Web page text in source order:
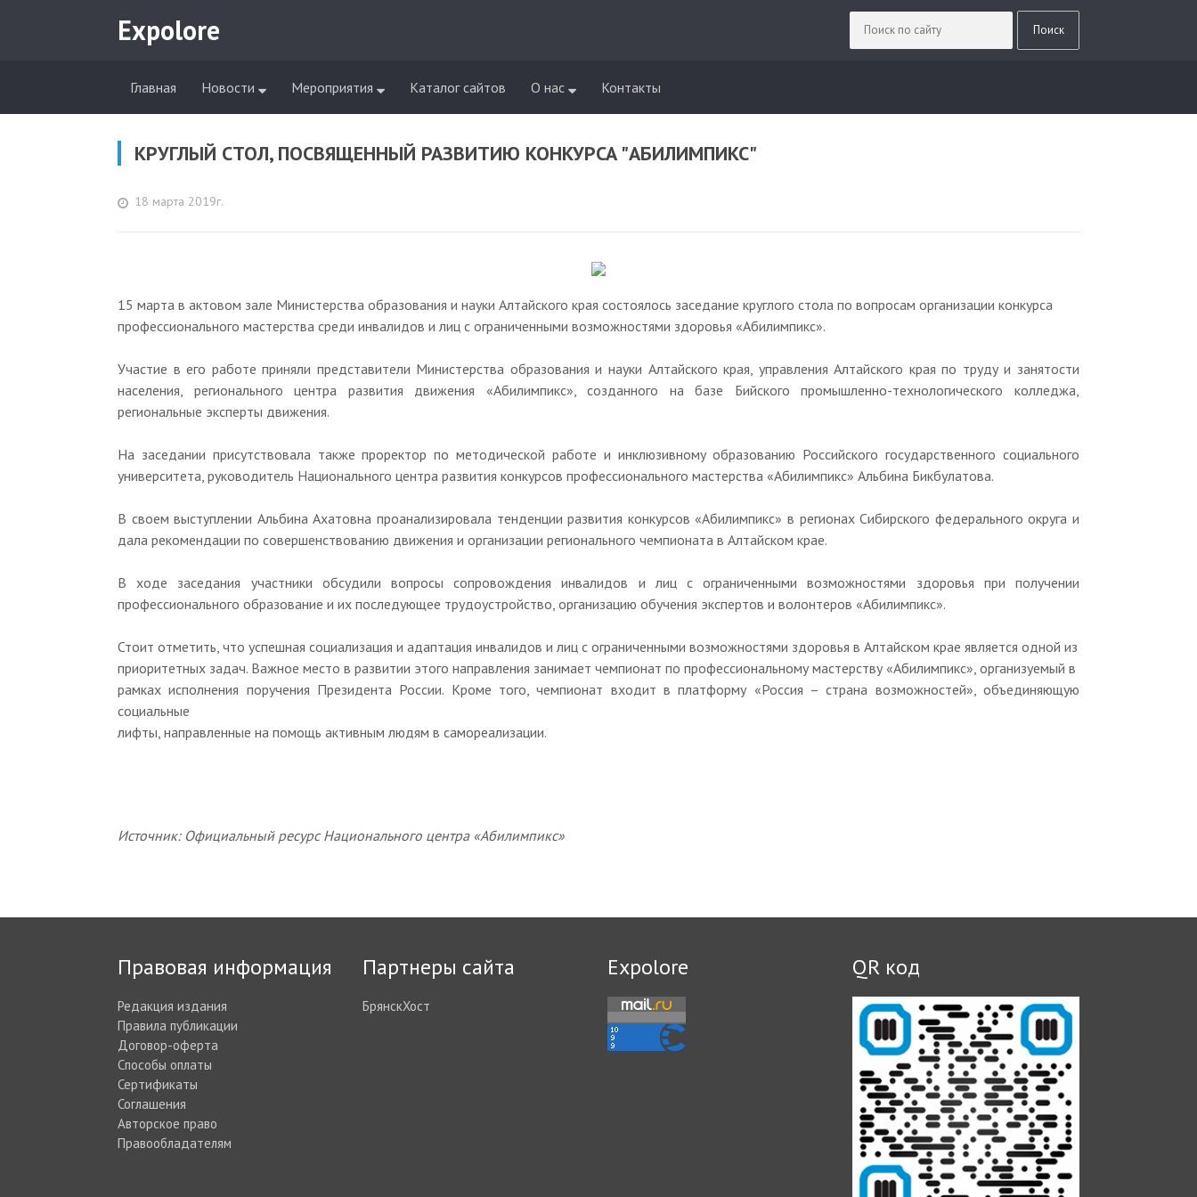
Expolore
Главная Новости Мероприятия Каталог сайтов О нас Контакты
КРУГЛЫЙ СТОЛ, ПОСВЯЩЕННЫЙ РАЗВИТИЮ КОНКУРСА "АБИЛИМПИКС"
18 марта 2019г.
15 марта в актовом зале Министерства образования и науки Алтайского края состоялось заседание круглого стола по вопросам организации конкурса
профессионального мастерства среди инвалидов и лиц с ограниченными возможностями здоровья «Абилимпикс».
Участие в его работе приняли представители Министерства образования и науки Алтайского края, управления Алтайского края по труду и занятости
населения, регионального центра развития движения «Абилимпикс», созданного на базе Бийского промышленно-технологического колледжа,
региональные эксперты движения.
На заседании присутствовала также проректор по методической работе и инклюзивному образованию Российского государственного социального
университета, руководитель Национального центра развития конкурсов профессионального мастерства «Абилимпикс» Альбина Бикбулатова.
В своем выступлении Альбина Ахатовна проанализировала тенденции развития конкурсов «Абилимпикс» в регионах Сибирского федерального округа и
дала рекомендации по совершенствованию движения и организации регионального чемпионата в Алтайском крае.
В ходе заседания участники обсудили вопросы сопровождения инвалидов и лиц с ограниченными возможностями здоровья при получении
профессионального образование и их последующее трудоустройство, организацию обучения экспертов и волонтеров «Абилимпикс».
Стоит отметить, что успешная социализация и адаптация инвалидов и лиц с ограниченными возможностями здоровья в Алтайском крае является одной из
приоритетных задач. Важное место в развитии этого направления занимает чемпионат по профессиональному мастерству «Абилимпикс», организуемый в
рамках исполнения поручения Президента России. Кроме того, чемпионат входит в платформу «Россия – страна возможностей», объединяющую
социальные
лифты, направленные на помощь активным людям в самореализации.
Источник: Официальный ресурс Национального центра «Абилимпикс»
Правовая информация
Редакция издания
Правила публикации
Договор-оферта
Способы оплаты
Сертификаты
Соглашения
Авторское право
Правообладателям
Партнеры сайта
БрянскХост
Expolore QR код